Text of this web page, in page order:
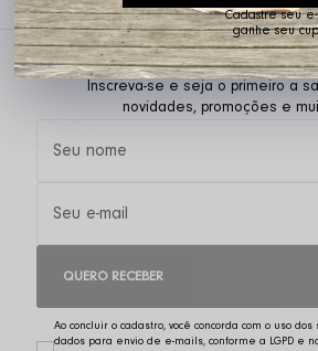
Inscreva-se e seja o primeiro a
novidades, promoções e
QUERO RECEBER
Ao concluir o cadastro, você concorda com o uso dos
dados para envio de e-mails, conforme a LGPD e
Cadastre seu
ganhe seu